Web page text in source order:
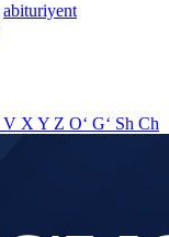
abituriyent
V X Y Z O‘ G‘ Sh Ch